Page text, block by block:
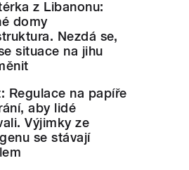
z Libanonu:
domy
Nezdá se,
situace na jihu
Regulace na papíře
aby lidé
Výjimky ze
se stávají